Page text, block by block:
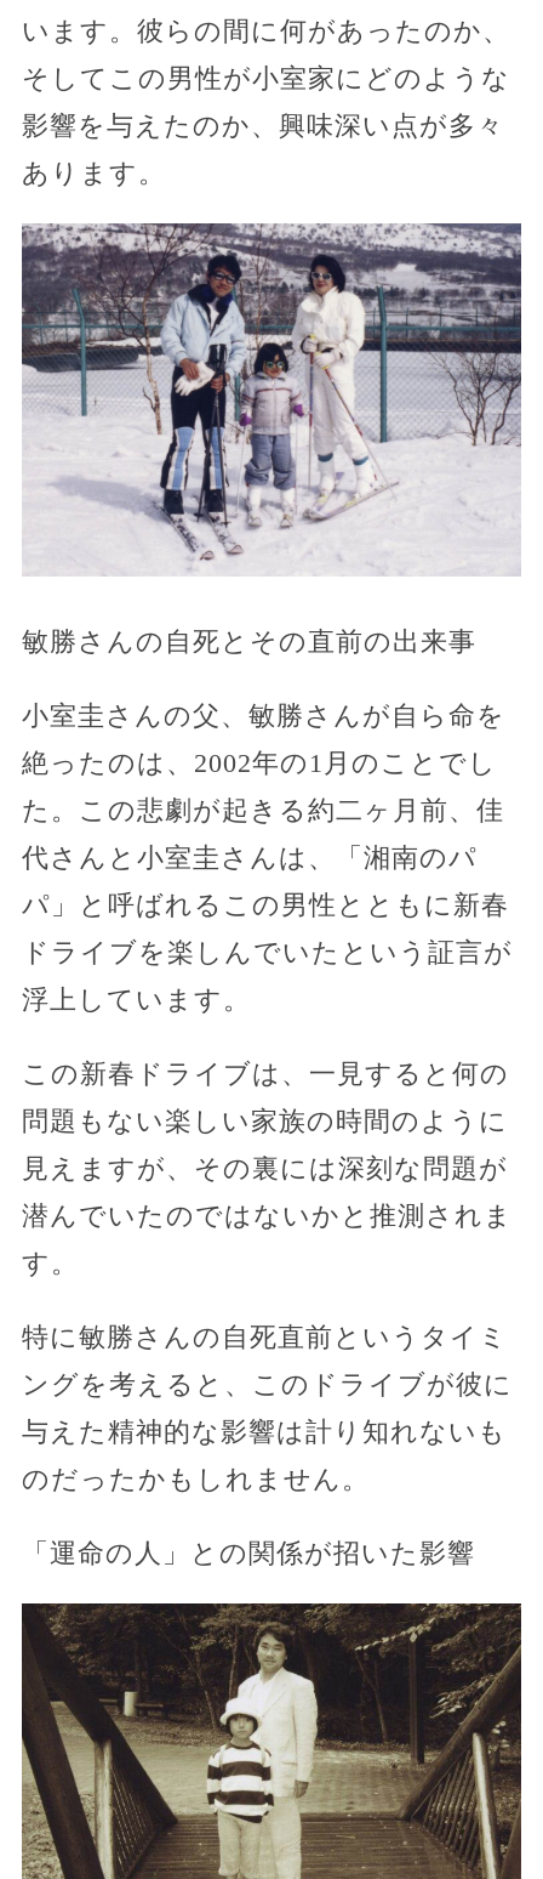
います。彼らの間に何があったのか、
そしてこの男性が小室家にどのような
影響を与えたのか、興味深い点が多々
あります。
敏勝さんの自死とその直前の出来事
小室圭さんの父、敏勝さんが自ら命を
絶ったのは、2002年の1月のことでし
た。この悲劇が起きる約二ヶ月前、佳
代さんと小室圭さんは、「湘南のパ
パ」と呼ばれるこの男性とともに新春
ドライブを楽しんでいたという証言が
浮上しています。
この新春ドライブは、一見すると何の
問題もない楽しい家族の時間のように
見えますが、その裏には深刻な問題が
潜んでいたのではないかと推測されま
す。
特に敏勝さんの自死直前というタイミ
ングを考えると、このドライブが彼に
与えた精神的な影響は計り知れないも
のだったかもしれません。
「運命の人」との関係が招いた影響